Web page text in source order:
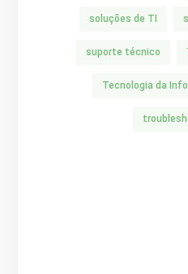
soluções de TI
suporte técnico
Tecnologia da